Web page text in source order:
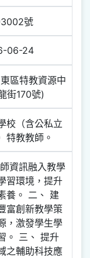
號
06-24
區特教資源中
街170號)
校（含公私立
特教教師。
資訊融入教學
習環境，提升
養。 二、 建
富創新教學策
，激發學生學
。 三、 提升
之輔助科技應